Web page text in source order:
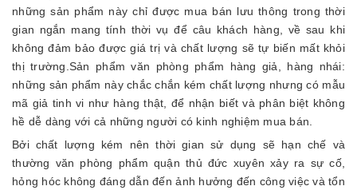
những sản phẩm này chỉ được mua bán lưu thông trong thời
gian ngắn mang tính thời vụ để câu khách hàng, về sau khi
không đảm bảo được giá trị và chất lượng sẽ tự biến mất khỏi
thị trường.Sản phẩm văn phòng phẩm hàng giả, hàng nhái:
những sản phẩm này chắc chắn kém chất lượng nhưng có mẫu
mã giả tinh vi như hàng thật, để nhận biết và phân biệt không
hề dễ dàng với cả những người có kinh nghiệm mua bán.
Bởi chất lượng kém nên thời gian sử dụng sẽ hạn chế và
thường văn phòng phẩm quận thủ đức xuyên xảy ra sự cố,
hỏng hóc không đáng dẫn đến ảnh hưởng đến công việc và tổn